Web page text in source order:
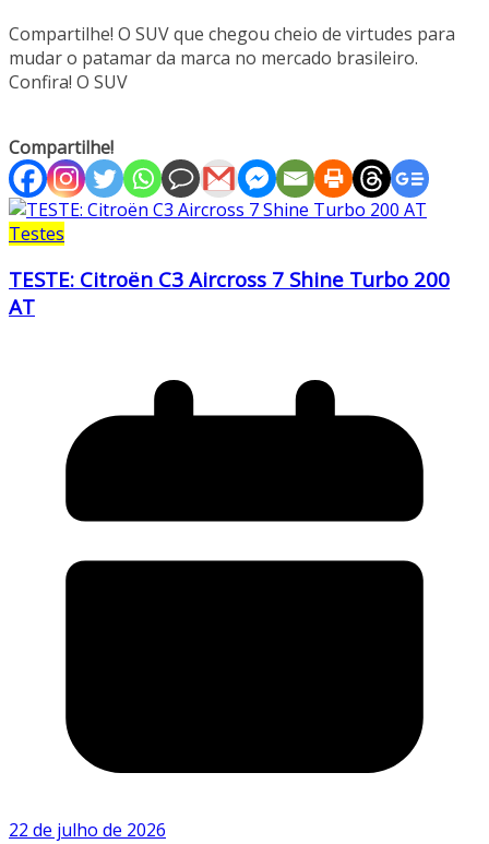
Compartilhe! O SUV que chegou cheio de virtudes para
mudar o patamar da marca no mercado brasileiro.
Confira! O SUV
Compartilhe!
Testes
TESTE: Citroën C3 Aircross 7 Shine Turbo 200
AT
22 de julho de 2026